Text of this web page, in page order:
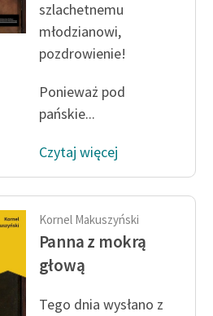
szlachetnemu
młodzianowi,
pozdrowienie!
Ponieważ pod
pańskie...
Czytaj więcej
Kornel Makuszyński
Panna z mokrą
głową
Tego dnia wysłano z